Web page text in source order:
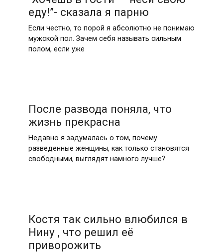
еду!”- сказала я парню
Если честно, то порой я абсолютно не понимаю
мужской пол. Зачем себя называть сильным
полом, если уже
После развода поняла, что
жизнь прекрасна
Недавно я задумалась о том, почему
разведенные женщины, как только становятся
свободными, выглядят намного лучше?
Костя так сильно влюбился в
Нину , что решил её
приворожить